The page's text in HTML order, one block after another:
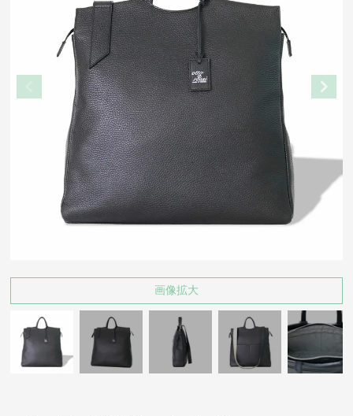
画像拡大